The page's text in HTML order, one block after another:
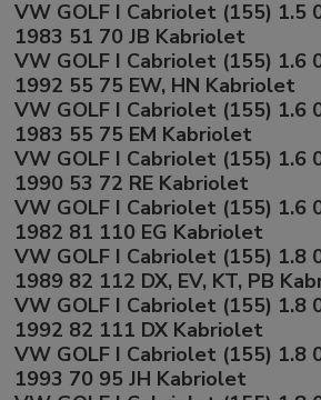
VW GOLF I Cabriolet (155) 1.5
1983 51 70 JB Kabriolet
VW GOLF I Cabriolet (155) 1.6
1992 55 75 EW, HN Kabriolet
VW GOLF I Cabriolet (155) 1.6
1983 55 75 EM Kabriolet
VW GOLF I Cabriolet (155) 1.6
1990 53 72 RE Kabriolet
VW GOLF I Cabriolet (155) 1.6
1982 81 110 EG Kabriolet
VW GOLF I Cabriolet (155) 1.8
1989 82 112 DX, EV, KT, PB
VW GOLF I Cabriolet (155) 1.8
1992 82 111 DX Kabriolet
VW GOLF I Cabriolet (155) 1.8
1993 70 95 JH Kabriolet